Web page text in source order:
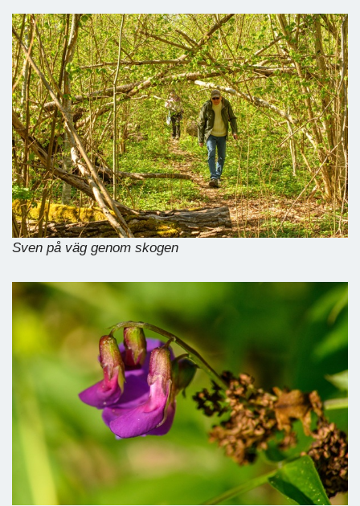
Sven på väg genom skogen